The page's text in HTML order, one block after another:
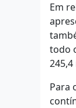
Em
todo
Para